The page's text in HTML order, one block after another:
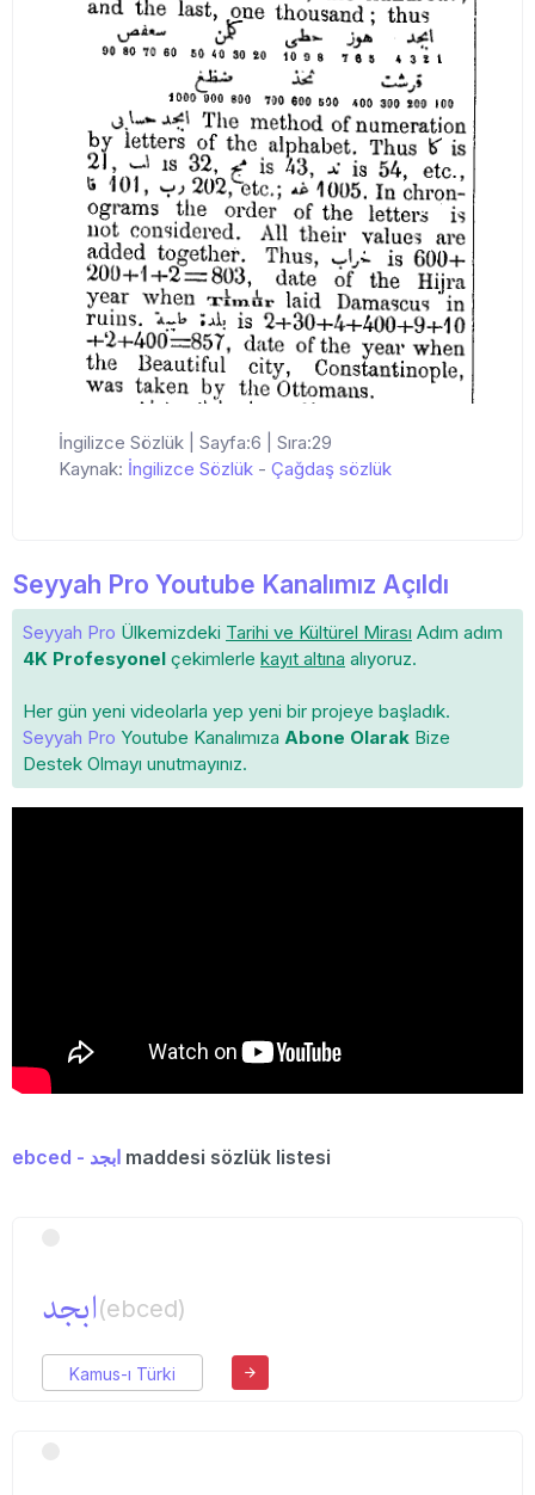
İngilizce Sözlük | Sayfa:6 | Sıra:29
Kaynak: İngilizce Sözlük - Çağdaş sözlük
Seyyah Pro Youtube Kanalımız Açıldı
Seyyah Pro Ülkemizdeki Tarihi ve Kültürel Mirası Adım adım
4K Profesyonel çekimlerle kayıt altına alıyoruz.
Her gün yeni videolarla yep yeni bir projeye başladık.
Seyyah Pro Youtube Kanalımıza Abone Olarak Bize
Destek Olmayı unutmayınız.
ebced - ابجد maddesi sözlük listesi
ابجد(ebced)
Kamus-ı Türki